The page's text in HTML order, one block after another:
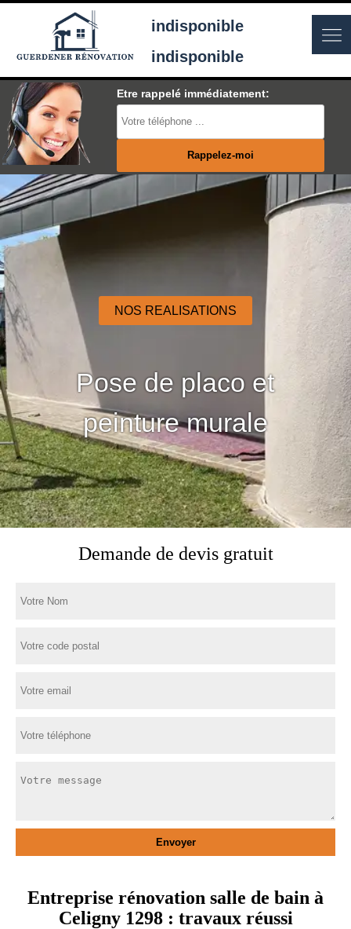
indisponible
indisponible
Etre rappelé immédiatement:
NOS REALISATIONS
Pose de placo et
peinture murale
Demande de devis gratuit
Entreprise rénovation salle de bain à
Celigny 1298 : travaux réussi